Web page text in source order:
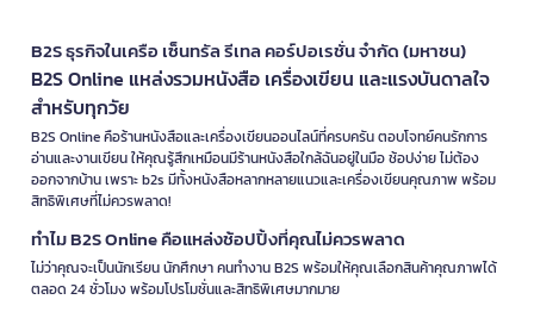
ทำจากขนสัตว์แท้หรือไฟเบอร์พิเศษ ให้ผลลัพธ์
ที่ละเอียดและควบคุมได้ดี
เลือกกระดาษตามเทคนิคเช่น กระดาษ cold press สำหรับสีน้ำ หรือ
กระดาษ hot press สำหรับงานละเอียด
มีอุปกรณ์ศิลปะสำรอง
เพื่อความต่อเนื่องในการทำงาน
เลือกขาตั้งที่แข็งแรงและปรับระดับได้ตามท่าทางการทำงาน
เทคนิคการดูแลรักษาอุปกรณ์ศิลปะ
การดูแลพู่กัน
ล้างพู่กันทันทีหลังใช้งานด้วยน้ำเปล่าหรือน้ำสบู่อ่อนๆ บีบน้ำออกเบาๆ แล้ว
จัดรูปขนพู่กันให้เรียบ วางให้แห้งในแนวนอนหรือแขวนหัวพู่กันลง อย่าปล่อย
B2S ธุรกิจในเครือ เซ็นทรัล รีเทล คอร์ปอเรชั่น จำกัด (มหาชน)
B2S Online แหล่งรวมหนังสือ เครื่องเขียน และแรงบันดาลใจ
สำหรับทุกวัย
B2S Online คือร้านหนังสือและเครื่องเขียนออนไลน์ที่ครบครัน ตอบโจทย์คนรักการ
อ่านและงานเขียน ให้คุณรู้สึกเหมือนมีร้านหนังสือใกล้ฉันอยู่ในมือ ช้อปง่าย ไม่ต้อง
ออกจากบ้าน เพราะ b2s มีทั้งหนังสือหลากหลายแนวและเครื่องเขียนคุณภาพ พร้อม
สิทธิพิเศษที่ไม่ควรพลาด!
ทำไม B2S Online คือแหล่งช้อปปิ้งที่คุณไม่ควรพลาด
ไม่ว่าคุณจะเป็นนักเรียน นักศึกษา คนทำงาน B2S พร้อมให้คุณเลือกสินค้าคุณภาพได้
ตลอด 24 ชั่วโมง พร้อมโปรโมชั่นและสิทธิพิเศษมากมาย